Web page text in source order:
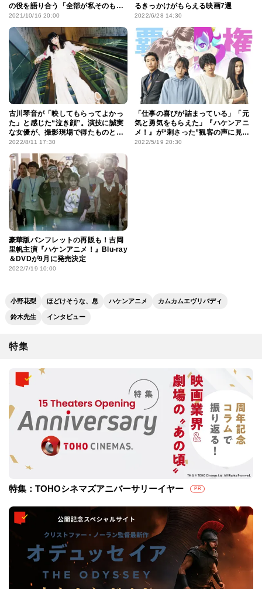
の役を語り合う「全部が私そのもの
の感情でした」
2021/10/16 20:00
るきっかけがもらえる映画7選
2022/6/28 14:30
古川琴音が「映してもらってよかっ
た」と感じた“泣き顔”。演技に誠実
な女優が、撮影現場で得たものと
は？
2022/8/11 17:30
「仕事の喜びが詰まっている」「元
気と勇気をもらえた」『ハケンアニ
メ！』が“刺さった”観客の声に見
る、胸を打つ魅力
2022/5/19 20:30
豪華版パンフレットの再販も！吉岡
里帆主演『ハケンアニメ！』Blu-ray
＆DVDが9月に発売決定
2022/7/19 10:00
小野花梨 ほどけそうな、息 ハケンアニメ カムカムエヴリバディ
鈴木先生 インタビュー
特集
特集：TOHOシネマズアニバーサリーイヤー PR